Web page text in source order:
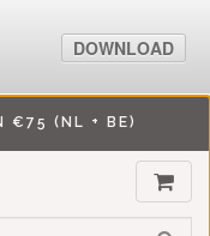
€75 (NL + BE)
DOWNLOAD
DOWNLOAD